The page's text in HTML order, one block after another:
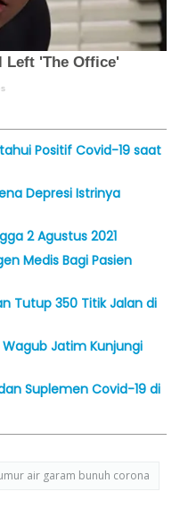
Positif Covid-19 saat
Depresi Istrinya
2 Agustus 2021
Medis Bagi Pasien
Tutup 350 Titik Jalan di
Jatim Kunjungi
Suplemen Covid-19 di
air garam bunuh corona